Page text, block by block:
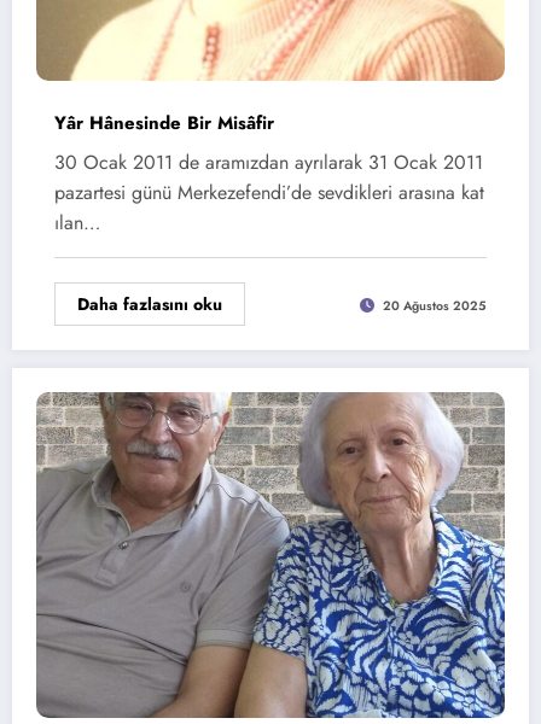
Yâr Hânesinde Bir Misâfir
30 Ocak 2011 de aramızdan ayrılarak 31 Ocak 2011
pazartesi günü Merkezefendi’de sevdikleri arasına kat
ılan…
Daha fazlasını oku 20 Ağustos 2025